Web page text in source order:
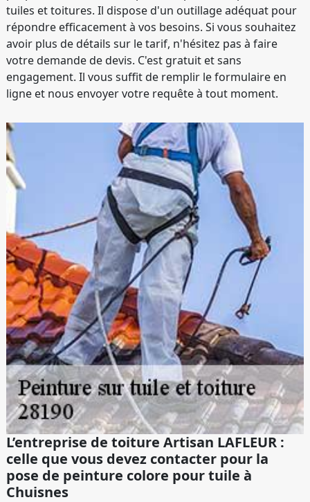
tuiles et toitures. Il dispose d'un outillage adéquat pour
répondre efficacement à vos besoins. Si vous souhaitez
avoir plus de détails sur le tarif, n'hésitez pas à faire
votre demande de devis. C'est gratuit et sans
engagement. Il vous suffit de remplir le formulaire en
ligne et nous envoyer votre requête à tout moment.
L’entreprise de toiture Artisan LAFLEUR :
celle que vous devez contacter pour la
pose de peinture colore pour tuile à
Chuisnes